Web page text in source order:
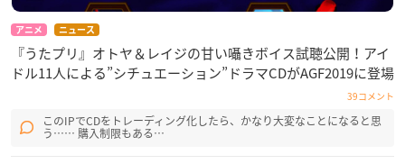
アニメ ニュース
『うたプリ』オトヤ＆レイジの甘い囁きボイス試聴公開！アイ
ドル11人による”シチュエーション”ドラマCDがAGF2019に登場
39コメント
このIPでCDをトレーディング化したら、かなり大変なことになると思
う…… 購入制限もある…